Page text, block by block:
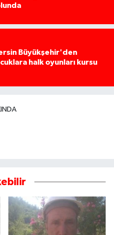
Büyükşehir'den
halk oyunları kursu